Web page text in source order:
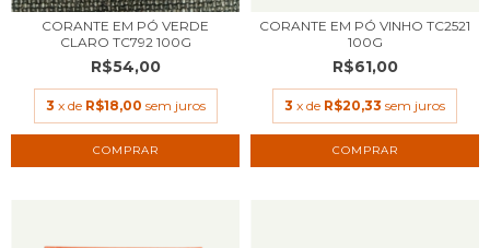
CORANTE EM PÓ VERDE
CLARO TC792 100G
R$54,00
3 x de R$18,00 sem juros
CORANTE EM PÓ VINHO TC2521
100G
R$61,00
3 x de R$20,33 sem juros